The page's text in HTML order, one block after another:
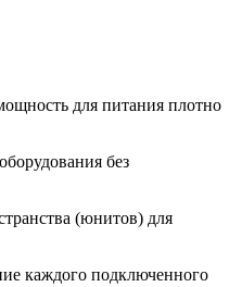
для питания плотно
без
(юнитов) для
каждого подключенного